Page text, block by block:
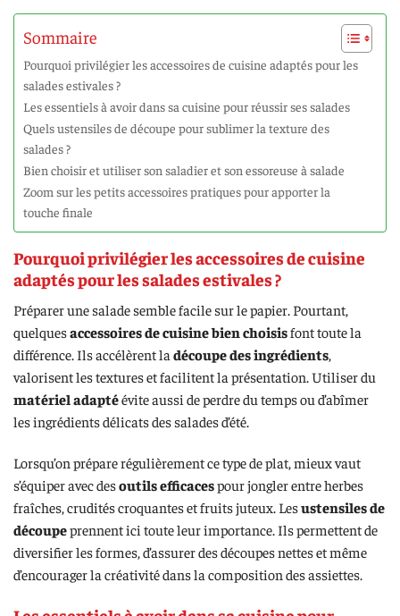
Sommaire
Pourquoi privilégier les accessoires de cuisine adaptés pour les
salades estivales ?
Les essentiels à avoir dans sa cuisine pour réussir ses salades
Quels ustensiles de découpe pour sublimer la texture des
salades ?
Bien choisir et utiliser son saladier et son essoreuse à salade
Zoom sur les petits accessoires pratiques pour apporter la
touche finale
Pourquoi privilégier les accessoires de cuisine
adaptés pour les salades estivales ?
Préparer une salade semble facile sur le papier. Pourtant,
quelquesaccessoires de cuisine bien choisisfont toute la
différence. Ils accélèrent la découpe des ingrédients,
valorisent les textures et facilitent la présentation. Utiliser du
matériel adaptéévite aussi de perdre du temps ou d’abîmer
les ingrédients délicats des salades d’été.
Lorsqu’on prépare régulièrement ce type de plat, mieux vaut
s’équiper avec desoutils efficacespour jongler entre herbes
fraîches, crudités croquantes et fruits juteux. Lesustensiles de
découpeprennent ici toute leur importance. Ils permettent de
diversifier les formes, d’assurer des découpes nettes et même
d’encourager la créativité dans la composition des assiettes.